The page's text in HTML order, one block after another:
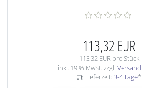
113,32 EUR
113,32 EUR pro Stück
inkl. 19 % MwSt. zzgl.
Lieferzeit: 3-4 Tage*